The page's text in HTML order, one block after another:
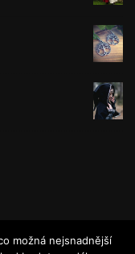
možná nejsnadnější